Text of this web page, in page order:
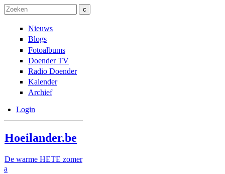
Overslaan en naar de inhoud gaan
Skip to navigation
Zoeken
Nieuws
Blogs
Fotoalbums
Doender TV
Radio Doender
Kalender
Archief
Login
Hoeilander.be
De warme HETE zomer
a